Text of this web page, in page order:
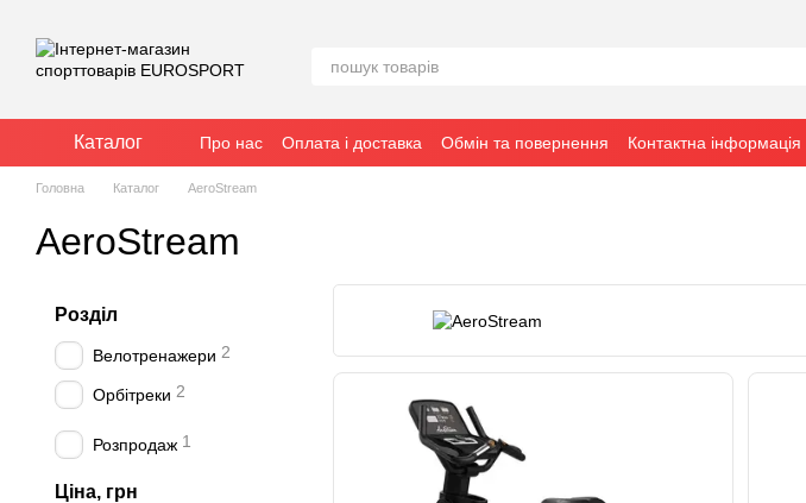
Каталог Про нас Оплата і доставка Обмін та повернення Контактна інформація
Головна Каталог AeroStream
AeroStream
Розділ
Велотренажери 2
Орбітреки 2
Розпродаж 1
Ціна, грн